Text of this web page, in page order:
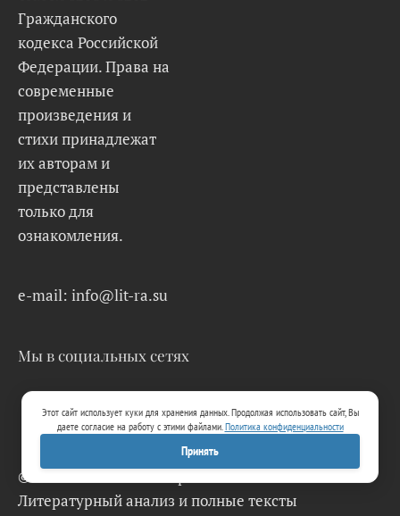
Гражданского
кодекса Российской
Федерации. Права на
современные
произведения и
стихи принадлежат
их авторам и
представлены
только для
ознакомления.
e-mail: info@lit-ra.su
Мы в социальных сетях
© 2026 Lit-Ra.su. Электронная библиотека.
Литературный анализ и полные тексты
Этот сайт использует куки для хранения данных. Продолжая использовать сайт, Вы
даете согласие на работу с этими файлами.Политика конфиденциальности
Принять